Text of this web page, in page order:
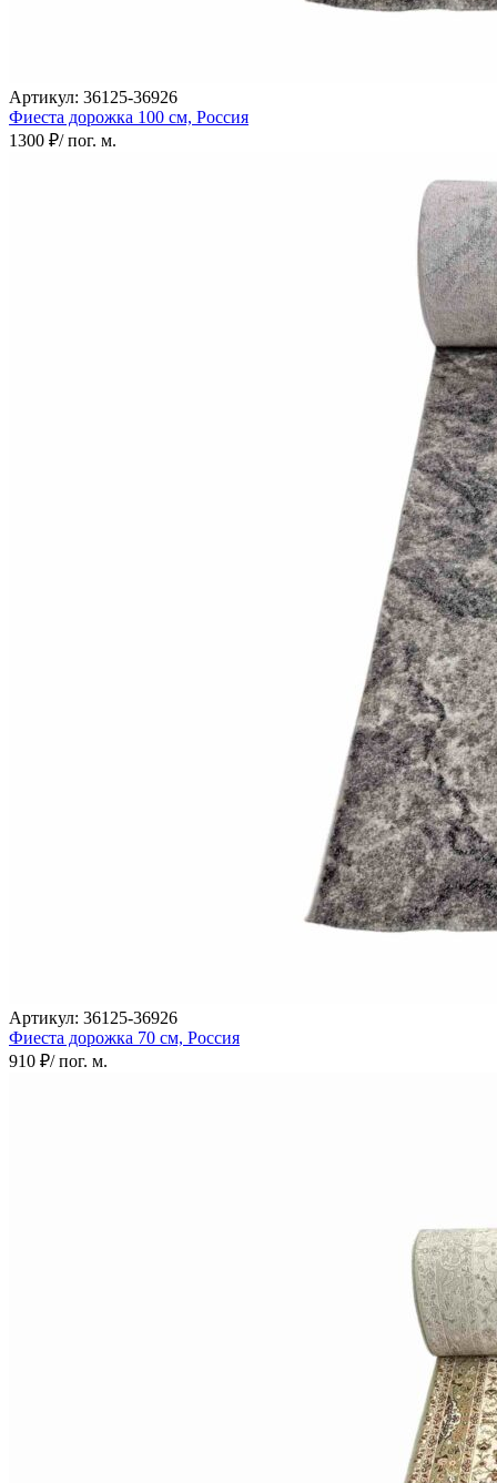
Артикул: 36125-36926
Фиеста дорожка 100 см, Россия
1300 ₽/ пог. м.
Артикул: 36125-36926
Фиеста дорожка 70 см, Россия
910 ₽/ пог. м.